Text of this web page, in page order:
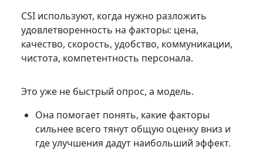
CSI используют, когда нужно разложить
удовлетворенность на факторы: цена,
качество, скорость, удобство, коммуникации,
чистота, компетентность персонала.
Это уже не быстрый опрос, а модель.
Она помогает понять, какие факторы
сильнее всего тянут общую оценку вниз и
где улучшения дадут наибольший эффект.